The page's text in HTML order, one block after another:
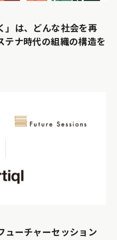
」は、どんな社会を再
テナ時代の組織の構造を
ューチャーセッション